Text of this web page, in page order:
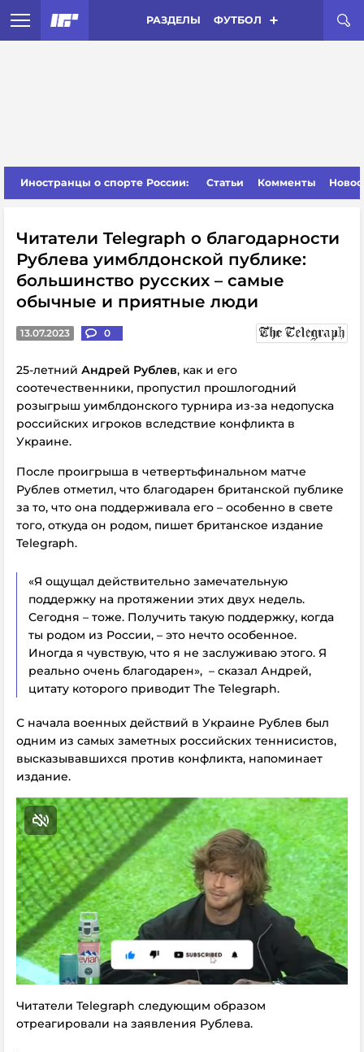
РАЗДЕЛЫ ФУТБОЛ
Иностранцы о спорте России: Статьи Комменты
Читатели Telegraph о благодарности
Рублева уимблдонской публике:
большинство русских – самые
обычные и приятные люди
13.07.2023 0
25-летний Андрей Рублев, как и его
соотечественники, пропустил прошлогодний
розыгрыш уимблдонского турнира из-за недопуска
российских игроков вследствие конфликта в
Украине.
После проигрыша в четвертьфинальном матче
Рублев отметил, что благодарен британской публике
за то, что она поддерживала его – особенно в свете
того, откуда он родом, пишет британское издание
Telegraph.
«Я ощущал действительно замечательную
поддержку на протяжении этих двух недель.
Сегодня – тоже. Получить такую поддержку, когда
ты родом из России, – это нечто особенное.
Иногда я чувствую, что я не заслуживаю этого. Я
реально очень благодарен», – сказал Андрей,
цитату которого приводит The Telegraph.
С начала военных действий в Украине Рублев был
одним из самых заметных российских теннисистов,
высказывавшихся против конфликта, напоминает
издание.
Читатели Telegraph следующим образом
отреагировали на заявления Рублева.